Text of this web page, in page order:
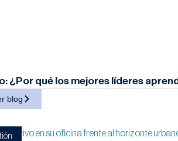
¿Por qué los mejores líderes
blog